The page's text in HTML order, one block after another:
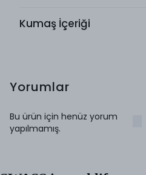
Kumaş İçeriği
Yorumlar
Bu ürün için henüz yorum
yapılmamış.